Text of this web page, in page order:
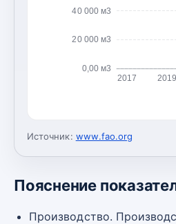
0,00 м3
20 000 м3
40 000 м3
2017 2019
Источник: www.fao.org
Пояснение
Производство.